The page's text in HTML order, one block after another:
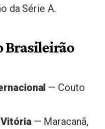
da Série A.
Brasileirão
— Couto
— Maracanã,